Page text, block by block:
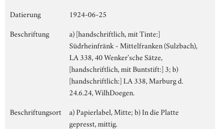
Datierung
1924-06-25
Beschriftung
a) [handschriftlich, mit Tinte:]
Südrheinfränk - Mittelfranken (Sulzbach),
LA 338, 40 Wenker'sche Sätze,
[handschriftlich, mit Buntstift:] 3; b)
[handschriftlich:] LA 338, Marburg d.
24.6.24, WilhDoegen.
Beschriftungsort
a) Papierlabel, Mitte; b) In die Platte
gepresst, mittig.